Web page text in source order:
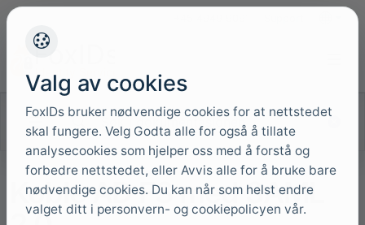
Søk i dokumentasjonen
Koble AD FS med SAML
Valg av cookies
FoxIDs bruker nødvendige cookies for at nettstedet
skal fungere. Velg Godta alle for også å tillate
analysecookies som hjelper oss med å forstå og
forbedre nettstedet, eller Avvis alle for å bruke bare
nødvendige cookies. Du kan når som helst endre
valget ditt i personvern- og cookiepolicyen vår.